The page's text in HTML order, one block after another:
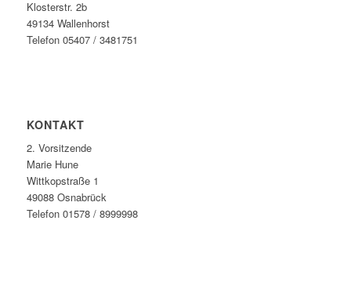
Klosterstr. 2b
49134 Wallenhorst
Telefon 05407 / 3481751
KONTAKT
2. Vorsitzende
Marie Hune
Wittkopstraße 1
49088 Osnabrück
Telefon 01578 / 8999998